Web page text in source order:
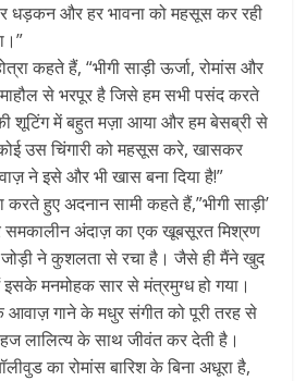
धड़कन और हर भावना को महसूस कर रही
कहते हैं, “भीगी साड़ी ऊर्जा, रोमांस और
से भरपूर है जिसे हम सभी पसंद करते
शूटिंग में बहुत मज़ा आया और हम बेसब्री से
उस चिंगारी को महसूस करे, खासकर
ने इसे और भी खास बना दिया है!”
करते हुए अदनान सामी कहते हैं,”भीगी साड़ी’
समकालीन अंदाज़ का एक खूबसूरत मिश्रण
ने कुशलता से रचा है। जैसे ही मैंने खुद
मनमोहक सार से मंत्रमुग्ध हो गया।
आवाज़ गाने के मधुर संगीत को पूरी तरह से
लालित्य के साथ जीवंत कर देती है।
का रोमांस बारिश के बिना अधूरा है,